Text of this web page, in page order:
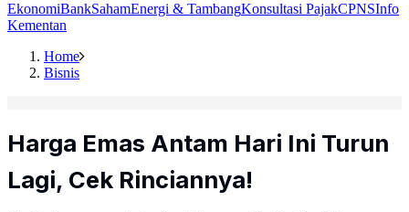
EkonomiBankSahamEnergi & TambangKonsultasi PajakCPNSInfo
Kementan
Home
Bisnis
Harga Emas Antam Hari Ini Turun
Lagi, Cek Rinciannya!